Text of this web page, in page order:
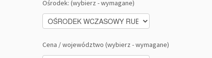
Ośrodek: (wybierz - wymagane)
Cena / województwo (wybierz - wymagane)